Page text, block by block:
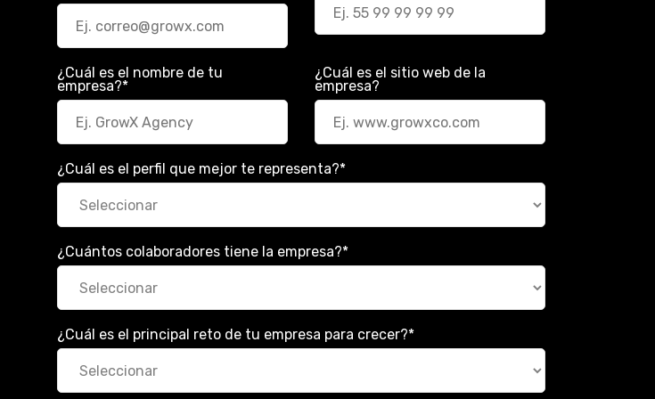
¿Cuál es el nombre de tu
empresa?*
¿Cuál es el sitio web de la
empresa?
¿Cuál es el perfil que mejor te representa?*
¿Cuántos colaboradores tiene la empresa?*
¿Cuál es el principal reto de tu empresa para crecer?*